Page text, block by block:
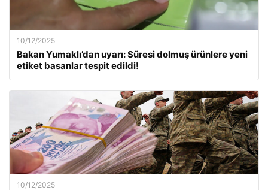
10/12/2025
Bakan Yumaklı’dan uyarı: Süresi dolmuş ürünlere yeni
etiket basanlar tespit edildi!
10/12/2025